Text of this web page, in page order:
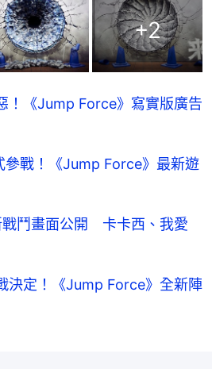
+2
！《Jump Force》寫實版廣告
參戰！《Jump Force》最新遊
戰鬥畫面公開 卡卡西、我愛
決定！《Jump Force》全新陣